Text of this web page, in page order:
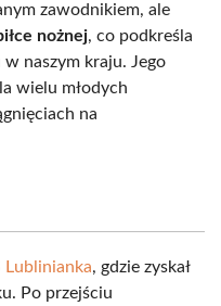
zawodnikiem, ale
nożnej, co podkreśla
naszym kraju. Jego
wielu młodych
na
Lublinianka, gdzie zyskał
Po przejściu